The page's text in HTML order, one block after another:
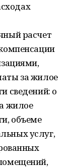
расчет
за жилое
сведений: о
жилое
объеме
услуг,